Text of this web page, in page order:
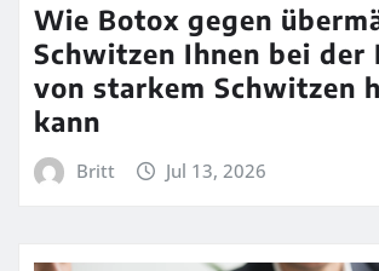
Wie Botox gegen
Schwitzen Ihnen bei der
von starkem Schwitzen
kann
Britt Jul 13, 2026